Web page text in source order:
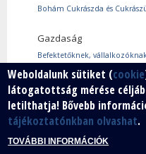
Bohám Cukrászda és
Gazdaság
Befektetőknek,
Használtcikk piac
Márkáink
Szabad vállalkozói zóna
Vállalkozók
Weboldalunk sütiket (cookie
látogatottság mérése
letilthatja! Bővebb
tájékoztatónkban olvashat.
TOVÁBBI INFORMÁCIÓK